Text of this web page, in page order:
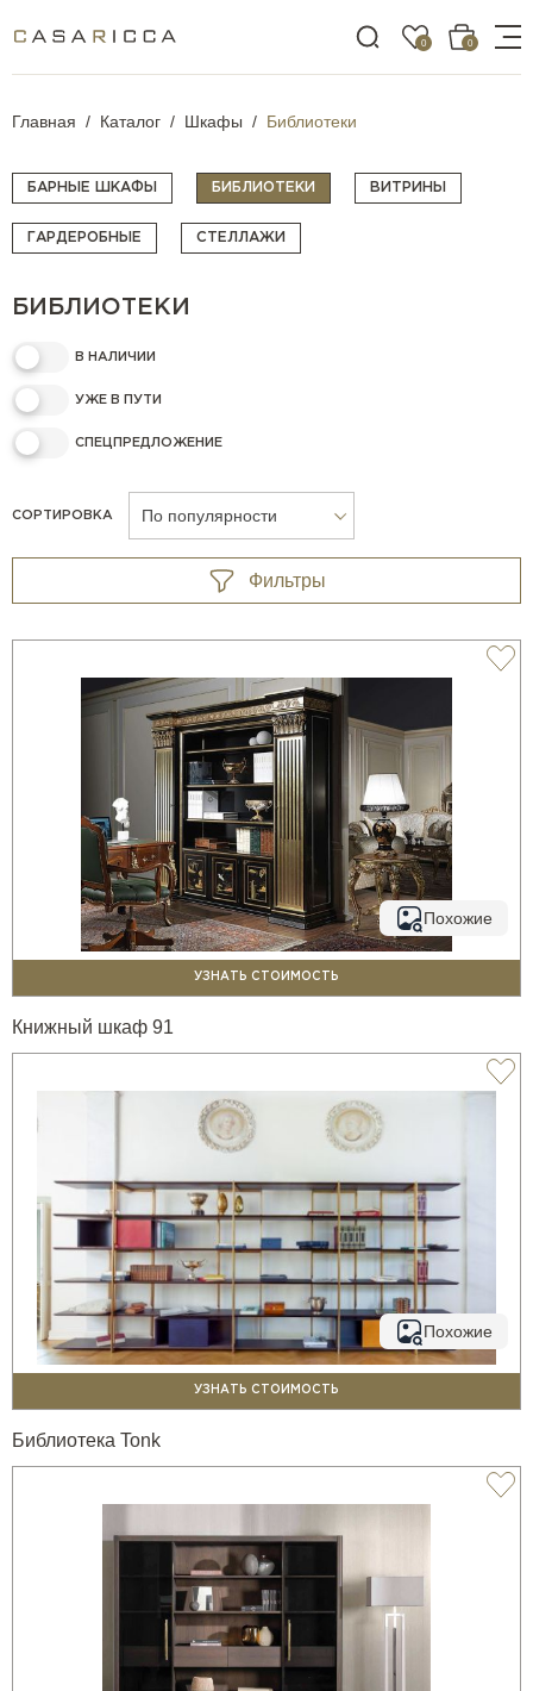
0 0
Главная Каталог Шкафы Библиотеки
БАРНЫЕ ШКАФЫ БИБЛИОТЕКИ ВИТРИНЫ
ГАРДЕРОБНЫЕ СТЕЛЛАЖИ
БИБЛИОТЕКИ
В НАЛИЧИИ
УЖЕ В ПУТИ
СПЕЦПРЕДЛОЖЕНИЕ
СОРТИРОВКА По популярности
Фильтры
Похожие
УЗНАТЬ СТОИМОСТЬ
Книжный шкаф 91
Похожие
УЗНАТЬ СТОИМОСТЬ
Библиотека Tonk